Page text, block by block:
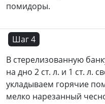
помидоры.
Шаг 4
В стерелизованную
на дно 2 ст. л. и 1 ст. л.
укладываем горячие
мелко нарезанный